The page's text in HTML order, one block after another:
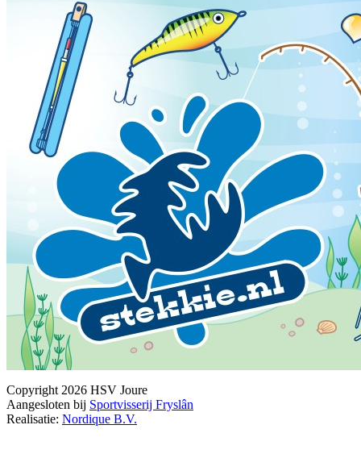
Copyright 2026 HSV Joure
Aangesloten bij Sportvisserij Fryslân
Realisatie: Nordique B.V.